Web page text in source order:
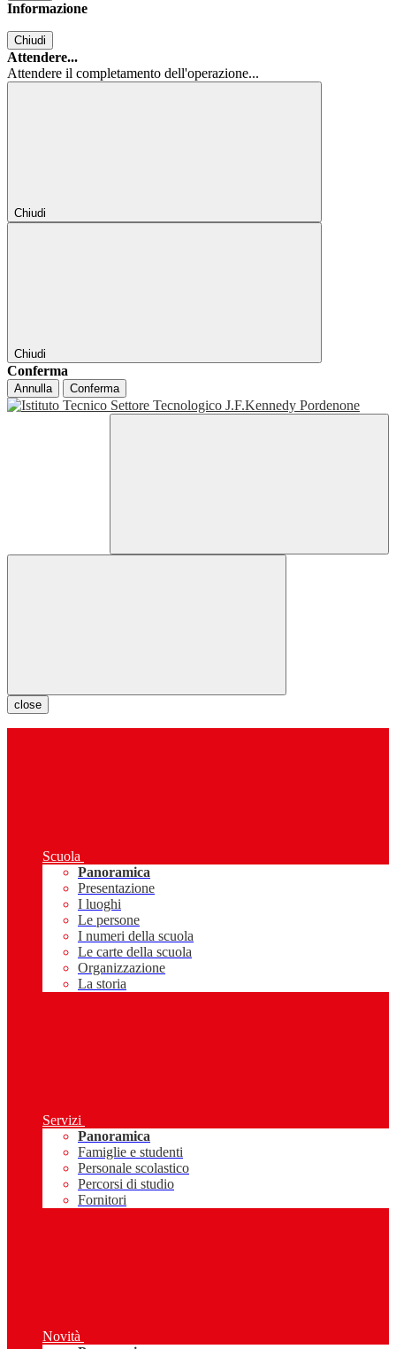
Informazione
Chiudi
Attendere...
Attendere il completamento dell'operazione...
Chiudi
Chiudi
Conferma
Annulla Conferma
close
Scuola
Panoramica
Presentazione
I luoghi
Le persone
I numeri della scuola
Le carte della scuola
Organizzazione
La storia
Servizi
Panoramica
Famiglie e studenti
Personale scolastico
Percorsi di studio
Fornitori
Novità